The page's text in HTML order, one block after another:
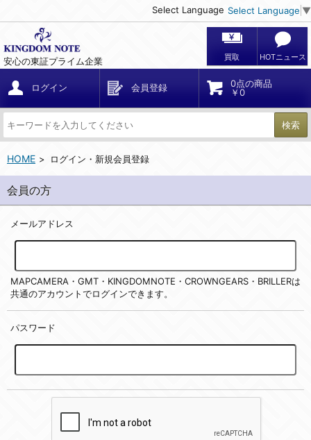
Select Language Select Language ▼
安心の東証プライム企業 買取 HOTニュース
ログイン 会員登録
0点の商品
￥0
検索
HOME ログイン・新規会員登録
会員の方
メールアドレス
MAPCAMERA・GMT・KINGDOMNOTE・CROWNGEARS・BRILLERは
共通のアカウントでログインできます。
パスワード